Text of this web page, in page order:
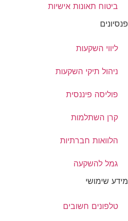
ביטוח תאונות אישיות
פנסיונים
ליווי השקעות
ניהול תיקי השקעות
פוליסה פיננסית
קרן השתלמות
הלוואות חברתיות
גמל להשקעה
מידע שימושי
טלפונים חשובים